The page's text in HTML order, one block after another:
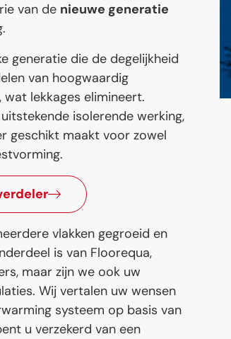
van de nieuwe generatie
generatie die de degelijkheid
van hoogwaardig
lekkages elimineert.
isolerende werking,
geschikt maakt voor zowel
vlakken gegroeid en
is van Floorequa,
maar zijn we ook uw
Wij vertalen uw wensen
systeem op basis van
u verzekerd van een